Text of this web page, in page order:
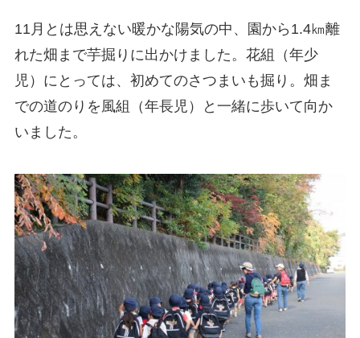
11月とは思えない暖かな陽気の中、園から1.4㎞離
れた畑まで芋掘りに出かけました。花組（年少
児）にとっては、初めてのさつまいも掘り。畑ま
での道のりを風組（年長児）と一緒に歩いて向か
いました。